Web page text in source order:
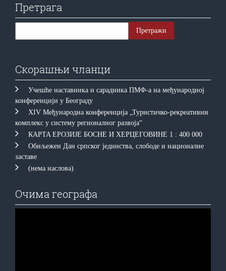
Претрага
Скорашњи чланци
Учешће наставника и сарадника ПМФ-а на међународној
конференцији у Београду
XIV Међународна конференција „Туристичко-рекреативни
комплекс у систему регионалног развоја“
КAРTA EРOЗИJE БOСНE И ХEРЦEГOВИНE 1 : 400 000
Обиљежен Дан српског јединства, слободе и националне
заставе
(нема наслова)
Очима географа